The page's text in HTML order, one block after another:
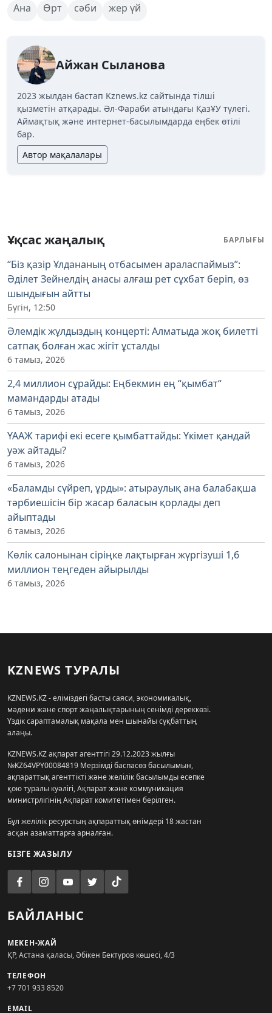
Ана Өрт сәби жер үй
Айжан Сыланова
2023 жылдан бастап Kznews.kz сайтында тілші
қызметін атқарады. Әл-Фараби атындағы ҚазҰУ түлегі.
Аймақтық және интернет-басылымдарда еңбек өтілі
бар.
Автор мақалалары
Ұқсас жаңалық БАРЛЫҒЫ
“Біз қазір Ұлдананың отбасымен араласпаймыз”:
Әділет Зейнелдің анасы алғаш рет сұхбат беріп, өз
шындығын айтты
Бүгін, 12:50
Әлемдік жұлдыздың концерті: Алматыда жоқ билетті
сатпақ болған жас жігіт ұсталды
6 тамыз, 2026
2,4 миллион сұрайды: Еңбекмин ең “қымбат“
мамандарды атады
6 тамыз, 2026
ҮААЖ тарифі екі есеге қымбаттайды: Үкімет қандай
уәж айтады?
6 тамыз, 2026
«Баламды сүйреп, ұрды»: атыраулық ана балабақша
тәрбиешісін бір жасар баласын қорлады деп
айыптады
6 тамыз, 2026
Көлік салонынан сіріңке лақтырған жүргізуші 1,6
миллион теңгеден айырылды
6 тамыз, 2026
KZNEWS ТУРАЛЫ
KZNEWS.KZ - еліміздегі басты саяси, экономикалық,
мәдени және спорт жаңалықтарының сенімді дереккөзі.
Үздік сараптамалық мақала мен шынайы сұқбаттың
алаңы.
KZNEWS.KZ ақпарат агенттігі 29.12.2023 жылғы
№KZ64VPY00084819 Мерзімді баспасөз басылымын,
ақпараттық агенттікті және желілік басылымды есепке
қою туралы куәлігі, Ақпарат және коммуникация
министрлігінің Ақпарат комитетімен берілген.
Бұл желілік ресурстың ақпараттық өнімдері 18 жастан
асқан азаматтарға арналған.
БІЗГЕ ЖАЗЫЛУ
БАЙЛАНЫС
МЕКЕН-ЖАЙ
ҚР, Астана қаласы, Әбікен Бектұров көшесі, 4/3
ТЕЛЕФОН
+7 701 933 8520
EMAIL